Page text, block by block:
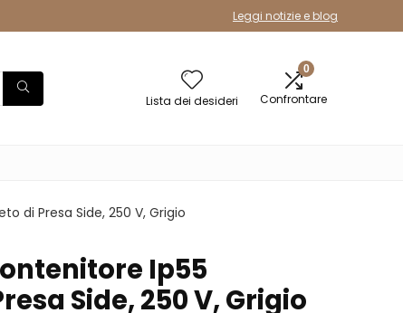
Leggi notizie e blog
Lista dei desideri
0
Confrontare
di Presa Side, 250 V, Grigio
Ip55
Side, 250 V, Grigio